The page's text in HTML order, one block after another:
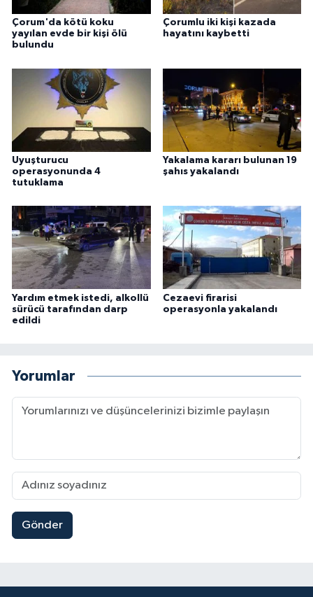
Çorum'da kötü koku
yayılan evde bir kişi ölü
bulundu
Çorumlu iki kişi kazada
hayatını kaybetti
Uyuşturucu
operasyonunda 4
tutuklama
Yakalama kararı bulunan 19
şahıs yakalandı
Yardım etmek istedi, alkollü
sürücü tarafından darp
edildi
Cezaevi firarisi
operasyonla yakalandı
Yorumlar
Gönder